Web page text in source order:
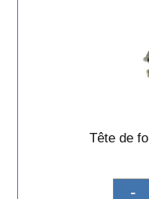
Tête de
-